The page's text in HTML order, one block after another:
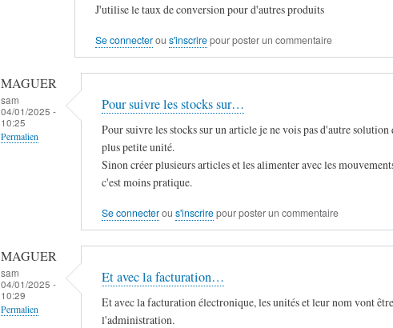
J'utilise le taux de conversion pour d'autres produits
Se connecterou s'inscrirepour poster un commentaire
MAGUER
sam
04/01/2025 -
10:25
Permalien
Pour suivre les stocks sur…
Pour suivre les stocks sur un article je ne vois pas d'autre solution
plus petite unité.
Sinon créer plusieurs articles et les alimenter avec les
c'est moins pratique.
Se connecterou s'inscrirepour poster un commentaire
MAGUER
sam
04/01/2025 -
10:29
Permalien
Et avec la facturation…
Et avec la facturation électronique, les unités et leur nom vont
l'administration.